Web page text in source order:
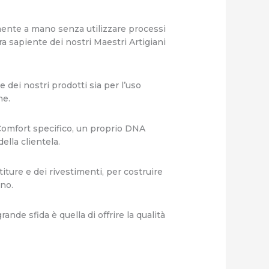
a mano senza utilizzare processi
sapiente dei nostri Maestri Artigiani
dei nostri prodotti sia per l’uso
specifico, un proprio DNA
clientela.
e dei rivestimenti, per costruire
sfida è quella di offrire la qualità